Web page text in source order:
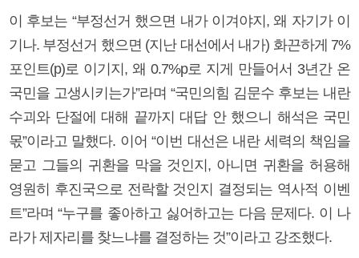
이 후보는 “부정선거 했으면 내가 이겨야지, 왜 자기가 이
기나. 부정선거 했으면 (지난 대선에서 내가) 화끈하게 7%
포인트(p)로 이기지, 왜 0.7%p로 지게 만들어서 3년간 온
국민을 고생시키는가”라며 “국민의힘 김문수 후보는 내란
수괴와 단절에 대해 끝까지 대답 안 했으니 해석은 국민
몫”이라고 말했다. 이어 “이번 대선은 내란 세력의 책임을
묻고 그들의 귀환을 막을 것인지, 아니면 귀환을 허용해
영원히 후진국으로 전락할 것인지 결정되는 역사적 이벤
트”라며 “누구를 좋아하고 싫어하고는 다음 문제다. 이 나
라가 제자리를 찾느냐를 결정하는 것”이라고 강조했다.